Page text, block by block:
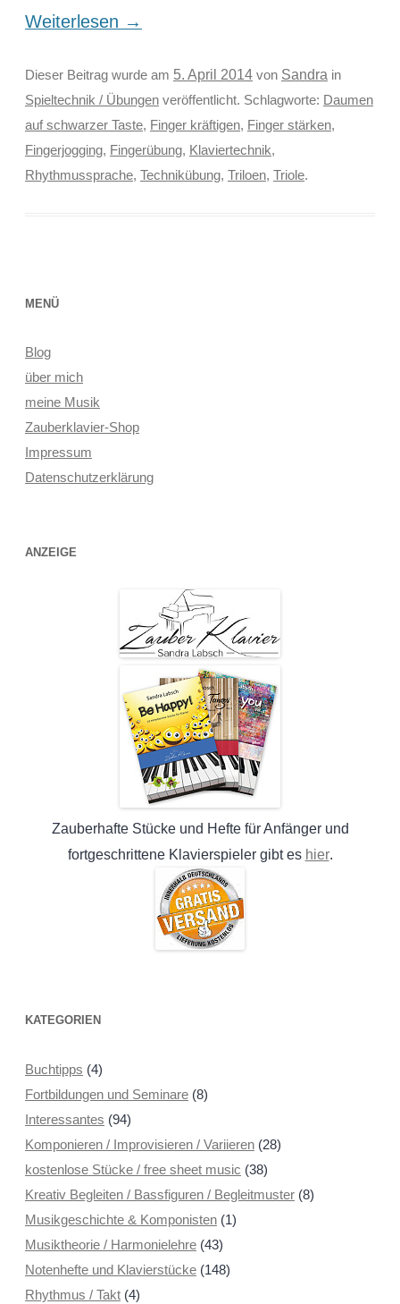
Weiterlesen →
Dieser Beitrag wurde am 5. April 2014von Sandra in
Spieltechnik / Übungenveröffentlicht. Schlagworte: Daumen
auf schwarzer Taste, Finger kräftigen, Finger stärken,
Fingerjogging, Fingerübung, Klaviertechnik,
Rhythmussprache, Technikübung, Triloen, Triole.
MENÜ
Blog
über mich
meine Musik
Zauberklavier-Shop
Impressum
Datenschutzerklärung
ANZEIGE
Zauberhafte Stücke und Hefte für Anfänger und
fortgeschrittene Klavierspieler gibt es hier.
KATEGORIEN
Buchtipps (4)
Fortbildungen und Seminare(8)
Interessantes (94)
Komponieren / Improvisieren / Variieren(28)
kostenlose Stücke / free sheet music (38)
Kreativ Begleiten / Bassfiguren / Begleitmuster(8)
Musikgeschichte & Komponisten(1)
Musiktheorie / Harmonielehre(43)
Notenhefte und Klavierstücke(148)
Rhythmus / Takt(4)